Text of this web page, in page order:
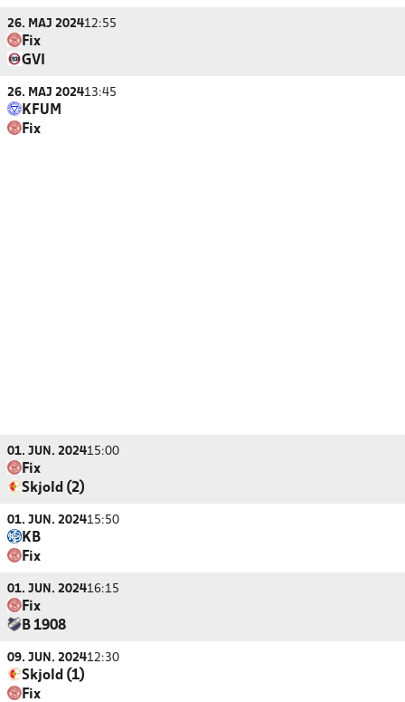
26. MAJ 202412:55
Fix
GVI
26. MAJ 202413:45
KFUM
Fix
01. JUN. 202415:00
Fix
Skjold (2)
01. JUN. 202415:50
KB
Fix
01. JUN. 202416:15
Fix
B 1908
09. JUN. 202412:30
Skjold (1)
Fix